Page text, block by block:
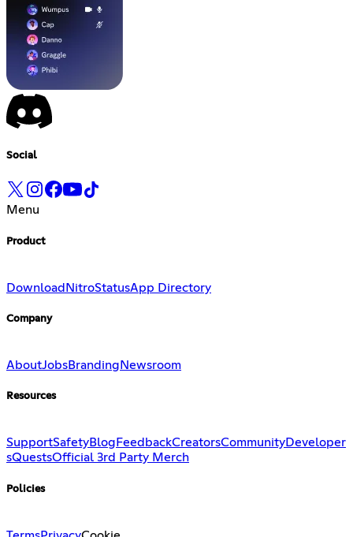
Social
Menu
Product
Download NitroStatusApp Directory
Company
AboutJobsBranding Newsroom
Resources
SupportSafetyBlog FeedbackCreatorsCommunityDeveloper
sQuestsOfficial 3rd Party Merch
Policies